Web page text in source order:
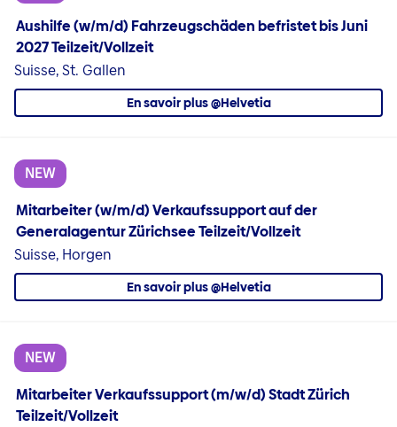
Aushilfe (w/m/d) Fahrzeugschäden befristet bis Juni
2027 Teilzeit/Vollzeit
Suisse, St. Gallen
En savoir plus @Helvetia
NEW
Mitarbeiter (w/m/d) Verkaufssupport auf der
Generalagentur Zürichsee Teilzeit/Vollzeit
Suisse, Horgen
En savoir plus @Helvetia
NEW
Mitarbeiter Verkaufssupport (m/w/d) Stadt Zürich
Teilzeit/Vollzeit